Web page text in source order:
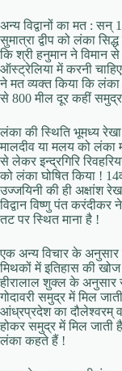
अन्य विद्वानों का मत : सन्
सुमात्रा द्वीप को लंका
कि श्री हनुमान ने विमान
ऑस्ट्रेलिया में करनी
ने मत व्यक्त किया कि
से 800 मील दूर कहीं
लंका की स्थिति भूमध्य
मालदीव या मलय को लंका
से लेकर इन्द्रगिरि
को लंका घोषित किया !
उज्जयिनी की ही अक्षांश
विद्वान विष्णु पंत
तट पर स्थित माना है !
एक अन्य विचार के अनुसार
मिथकों में इतिहास की
हीरालाल शुक्ल के अनुसार
गोदावरी समुद्र में मिल
आंध्रप्रदेश का दौलेश्वरम्
होकर समुद्र में मिल जाती
लंका कहते हैं !